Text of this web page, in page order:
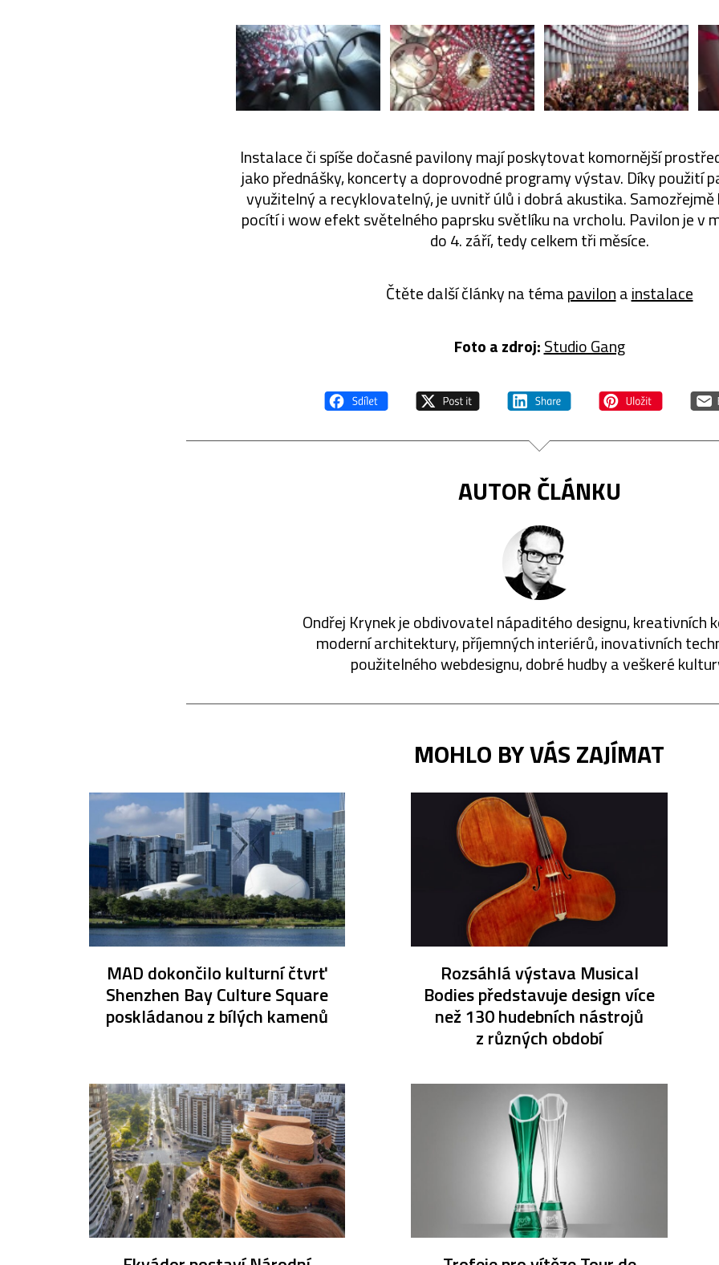
Instalace či spíše dočasné pavilony mají poskytovat komornější
jako přednášky, koncerty a doprovodné programy výstav. Díky použití
využitelný a recyklovatelný, je uvnitř úlů i dobrá akustika.
pocítí i wow efekt světelného paprsku světlíku na vrcholu. Pavilon je v
do 4. září, tedy celkem tři měsíce.
Čtěte další články na témapavilonainstalace
Foto a zdroj:Studio Gang
AUTOR ČLÁNKU
Ondřej Krynek je obdivovatel nápaditého designu, kreativních
moderní architektury, příjemných interiérů, inovativních
použitelného webdesignu, dobré hudby a veškeré
MOHLO BY VÁS ZAJÍMAT
MAD dokončilo kulturní čtvrť
Shenzhen Bay Culture Square
poskládanou z bílých kamenů
Rozsáhlá výstava Musical
Bodies představuje design více
než 130 hudebních nástrojů
z různých období